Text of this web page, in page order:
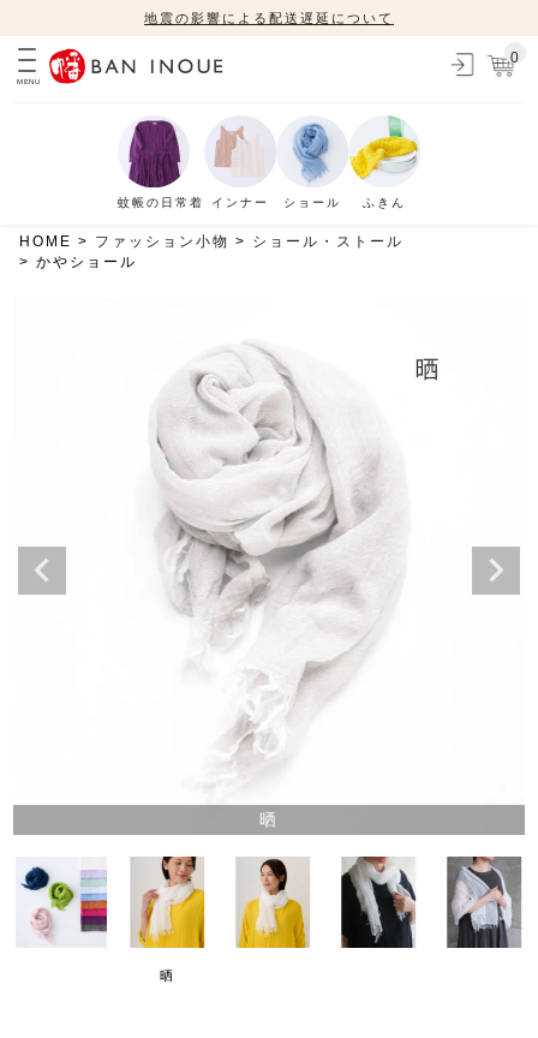
地震の影響による配送遅延について
MENU
0
蚊帳の日常着 インナー ショール ふきん
HOME ファッション小物
ショール・ストール
かやショール
晒
晒